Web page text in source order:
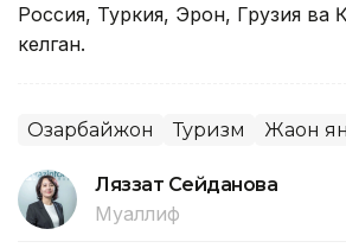
Россия, Туркия, Эрон, Грузия ва
келган.
Озарбайжон Туризм Жаҳон
Ляззат Сейданова
Муаллиф